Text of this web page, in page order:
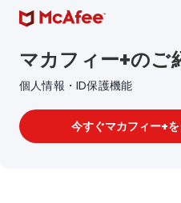
マカフィー+のご
個人情報・ID保護機能
今すぐマカフィー+